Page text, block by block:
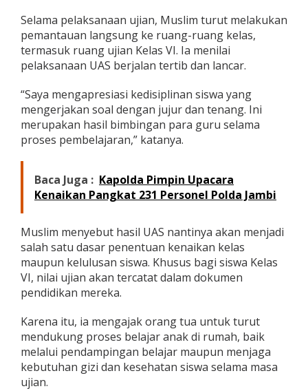
s
i
l
T
b
a
i
k
Selama pelaksanaan ujian, Muslim turut melakukan
pemantauan langsung ke ruang-ruang kelas,
termasuk ruang ujian Kelas VI. Ia menilai
pelaksanaan UAS berjalan tertib dan lancar.
“Saya mengapresiasi kedisiplinan siswa yang
mengerjakan soal dengan jujur dan tenang. Ini
merupakan hasil bimbingan para guru selama
proses pembelajaran,” katanya.
Baca Juga : Kapolda Pimpin Upacara
Kenaikan Pangkat 231 Personel Polda Jambi
Muslim menyebut hasil UAS nantinya akan menjadi
salah satu dasar penentuan kenaikan kelas
maupun kelulusan siswa. Khusus bagi siswa Kelas
VI, nilai ujian akan tercatat dalam dokumen
pendidikan mereka.
Karena itu, ia mengajak orang tua untuk turut
mendukung proses belajar anak di rumah, baik
melalui pendampingan belajar maupun menjaga
kebutuhan gizi dan kesehatan siswa selama masa
ujian.